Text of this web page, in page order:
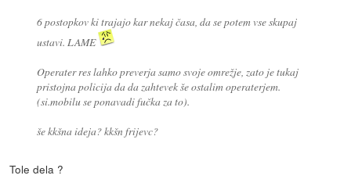
6 postopkov ki trajajo kar nekaj časa, da se potem vse skupaj
ustavi. LAME
Operater res lahko preverja samo svoje omrežje, zato je tukaj
pristojna policija da da zahtevek še ostalim operaterjem.
(si.mobilu se ponavadi fučka za to).
še kkšna ideja? kkšn frijevc?
Tole dela ?